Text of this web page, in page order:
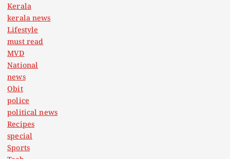
Kerala
kerala news
Lifestyle
must read
MVD
National
news
Obit
police
political news
Recipes
special
Sports